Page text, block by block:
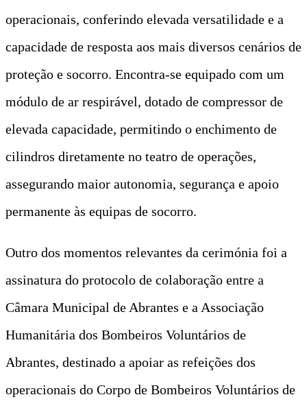
operacionais, conferindo elevada versatilidade e a
capacidade de resposta aos mais diversos cenários de
proteção e socorro. Encontra-se equipado com um
módulo de ar respirável, dotado de compressor de
elevada capacidade, permitindo o enchimento de
cilindros diretamente no teatro de operações,
assegurando maior autonomia, segurança e apoio
permanente às equipas de socorro.
Outro dos momentos relevantes da cerimónia foi a
assinatura do protocolo de colaboração entre a
Câmara Municipal de Abrantes e a Associação
Humanitária dos Bombeiros Voluntários de
Abrantes, destinado a apoiar as refeições dos
operacionais do Corpo de Bombeiros Voluntários de